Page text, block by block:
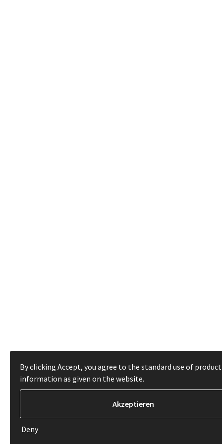
By clicking Accept, you agree to the standard use of product
information as given on the website.
Deny